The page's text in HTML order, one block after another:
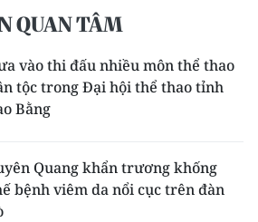
QUAN TÂM
vào thi đấu nhiều môn thể thao
tộc trong Đại hội thể thao tỉnh
Bằng
Quang khẩn trương khống
bệnh viêm da nổi cục trên đàn